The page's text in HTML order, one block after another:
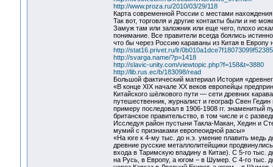
http://www.proza.ru/2010/03/29/118
Карта современной России с местами
Так вот, торговля и другие контакты были и не
Замуж там или заложник или еще чего, плохо
понимание. Все правители всегда боялись
что бы через Россию караваны из Китая в Европу
http://stat16.privet.ru/lr/
http://svarga.name/?p=1418
http://slavic-unity.com/viewtopic.php?f=158&t=3880
http://lib.rus.ec/b/183098/read
Большой фактический материал История
«В конце XIX начале XX веков европейцы
Китайского шёлкового пути — сети древних
путешественник, журналист и географ Свен
примеру последовал в 1906-1908 гг. знаменитый
британское правительство, в том числе и с
Исследуя район пустыни Такла-Макан, Хедин и
мумий с признаками европеоидной расы»
«На юге к 4-му тыс. до н.э. умение плавить медь
древние русские металлолитейщики
входа в Таримскую впадину в Китае). С 5-го тыс.
на Русь, в Европу, а югом – в Шумер. С 4-го тыс.